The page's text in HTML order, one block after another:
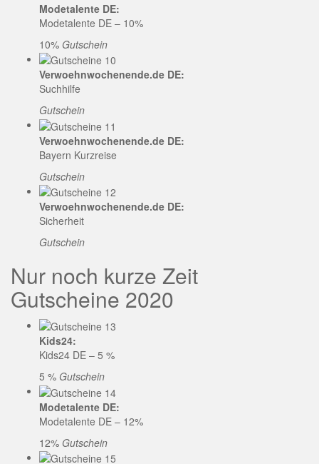
Modetalente DE:
Modetalente DE – 10%
10% Gutschein
Verwoehnwochenende.de DE:
Suchhilfe
Gutschein
Verwoehnwochenende.de DE:
Bayern Kurzreise
Gutschein
Verwoehnwochenende.de DE:
Sicherheit
Gutschein
Nur noch kurze Zeit
Gutscheine 2020
Kids24:
Kids24 DE – 5 %
5 % Gutschein
Modetalente DE:
Modetalente DE – 12%
12% Gutschein